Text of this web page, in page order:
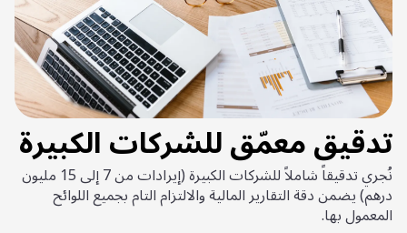
تدقيق معمّق للشركات الكبيرة
نُجري تدقيقاً شاملاً للشركات الكبيرة (إيرادات من 7 إلى 15 مليون
درهم) يضمن دقة التقارير المالية والالتزام التام بجميع اللوائح
المعمول بها.